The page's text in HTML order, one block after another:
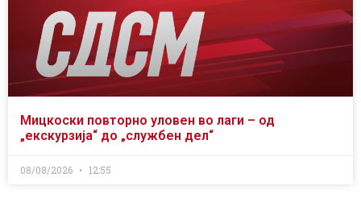
Мицкоски повторно уловен во лаги – од
„екскурзија“ до „службен дел“
08/08/2026 12:55